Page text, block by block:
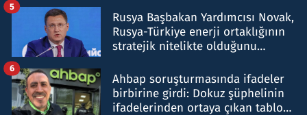
Rusya Başbakan Yardımcısı Novak,
Rusya-Türkiye enerji ortaklığının
stratejik nitelikte olduğunu
5
Ahbap soruşturmasında ifadeler
birbirine girdi: Dokuz şüphelinin
ifadelerinden ortaya çıkan tablo
6